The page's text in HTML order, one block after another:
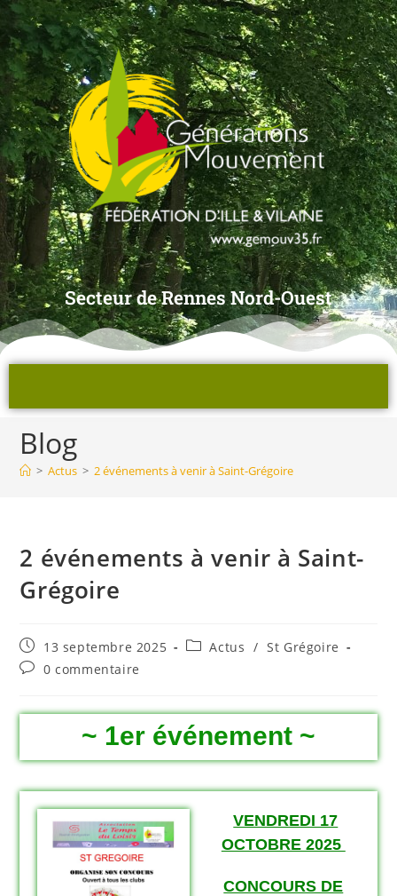
Secteur de Rennes Nord-Ouest
Blog
> Actus > 2 événements à venir à Saint-Grégoire
2 événements à venir à Saint-
Grégoire
13 septembre 2025 Actus / St Grégoire
0 commentaire
~ 1er événement ~
VENDREDI 17
OCTOBRE 2025
CONCOURS DE